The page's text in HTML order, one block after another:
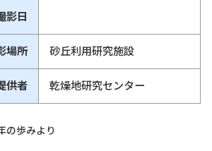
影日
場所 砂丘利用研究施設
供者 乾燥地研究センター
の歩みより